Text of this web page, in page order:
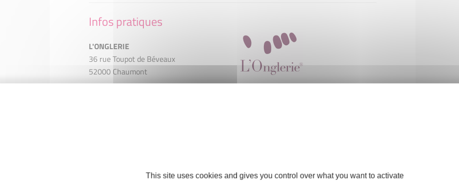
Infos pratiques
L'ONGLERIE
36 rue Toupot de Béveaux
52000 Chaumont
This site uses cookies and gives you control over what you want to activate